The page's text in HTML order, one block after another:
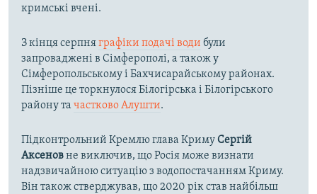
кримські вчені.
З кінця серпняграфіки подачі води були
запроваджені в Сімферополі, а також у
Сімферопольському і Бахчисарайському районах.
Пізніше це торкнулося Білогірська і Білогірського
району та частково Алушти.
Підконтрольний Кремлю глава КримуСергій
Аксеновне виключив, що Росія може визнати
надзвичайною ситуацію з водопостачанням Криму.
Він також стверджував, що 2020 рік став найбільш